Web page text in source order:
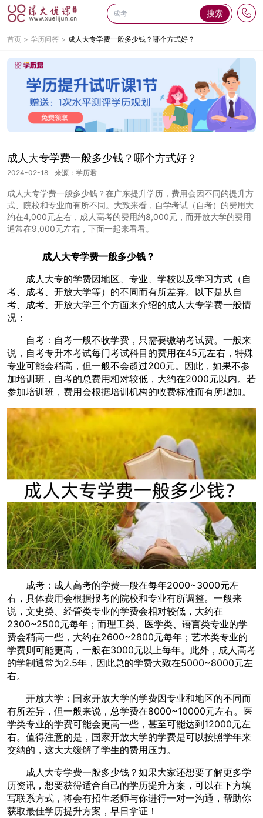
搜索
首页 学历问答 成人大专学费一般多少钱？哪个方式好？
成人大专学费一般多少钱？哪个方式好？
2024-02-18 来源：学历君
成人大专学费一般多少钱？在广东提升学历，费用会因不同的提升方
式、院校和专业而有所不同。大致来看，自学考试（自考）的费用大
约在4,000元左右，成人高考的费用约8,000元，而开放大学的费用
通常在9,000元左右，下面一起来看看。
成人大专学费一般多少钱 ？
成人大专的学费因地区、专业、学校以及学习方式（自
考、成考、开放大学等）的不同而有所差异。以下是从自
考、成考、开放大学三个方面来介绍的成人大专学费一般情
况：
自考：自考一般不收学费，只需要缴纳考试费。一般来
说，自考专升本考试每门考试科目的费用在45元左右，特殊
专业可能会稍高，但一般不会超过200元。因此，如果不参
加培训班，自考的总费用相对较低，大约在2000元以内。若
参加培训班，费用会根据培训机构的收费标准而有所增加。
成考：成人高考的学费一般在每年2000~3000元左
右，具体费用会根据报考的院校和专业有所调整。一般来
说，文史类、经管类专业的学费会相对较低，大约在
2300~2500元每年；而理工类、医学类、语言类专业的学
费会稍高一些，大约在2600~2800元每年；艺术类专业的
学费则可能更高，一般在3000元以上每年。此外，成人高考
的学制通常为2.5年，因此总的学费大致在5000~8000元左
右。
开放大学：国家开放大学的学费因专业和地区的不同而
有所差异，但一般来说，总学费在8000~10000元左右。医
学类专业的学费可能会更高一些，甚至可能达到12000元左
右。值得注意的是，国家开放大学的学费是可以按照学年来
交纳的，这大大缓解了学生的费用压力。
成人大专学费一般多少钱？如果大家还想要了解更多学
历资讯，想要获得适合自己的学历提升方案，可以在下方填
写联系方式，将会有招生老师与你进行一对一沟通，帮助你
获取最佳学历提升方案，早日拿证！